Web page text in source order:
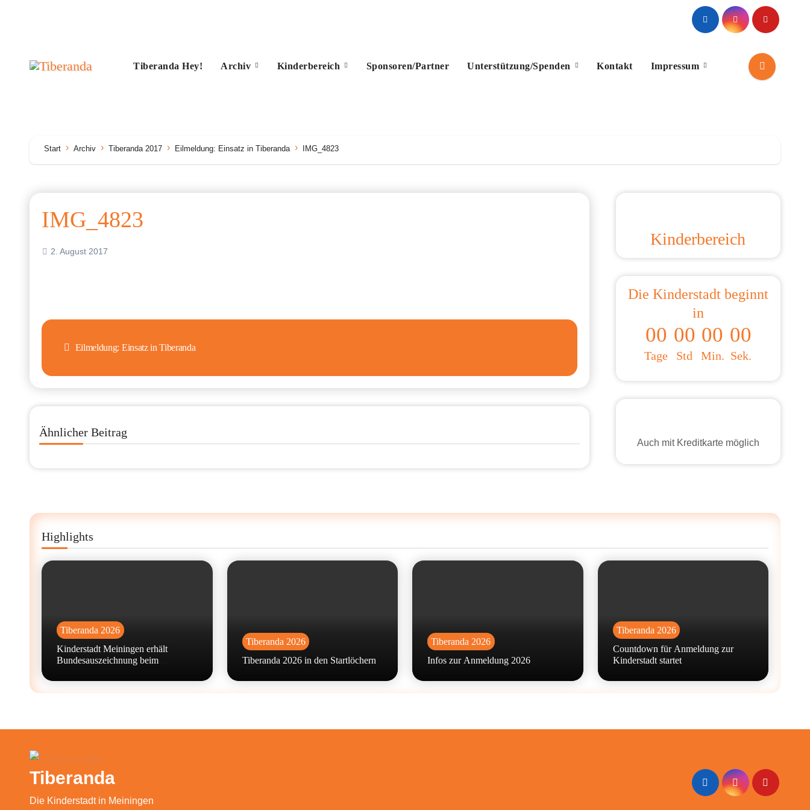
Tiberanda Hey! Archiv Kinderbereich Sponsoren/Partner Unterstützung/Spenden Kontakt Impressum
Start Archiv Tiberanda 2017 Eilmeldung: Einsatz in Tiberanda IMG_4823
IMG_4823
2. August 2017
Beitragsnavigation
Eilmeldung: Einsatz in Tiberanda
Ähnlicher Beitrag
Kinderbereich
Die Kinderstadt beginnt
in
00
Tage
00
Std
00
Min.
00
Sek.
Auch mit Kreditkarte möglich
Highlights
Tiberanda 2026
Kinderstadt Meiningen erhält
Bundesauszeichnung beim
Tiberanda 2026
Tiberanda 2026 in den Startlöchern
Tiberanda 2026
Infos zur Anmeldung 2026
Tiberanda 2026
Countdown für Anmeldung zur
Kinderstadt startet
Tiberanda
Die Kinderstadt in Meiningen